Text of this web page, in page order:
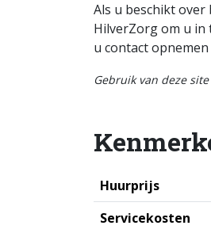
Als u beschikt
HilverZorg om u
u contact
Gebruik van deze
Huurprijs
Servicekosten